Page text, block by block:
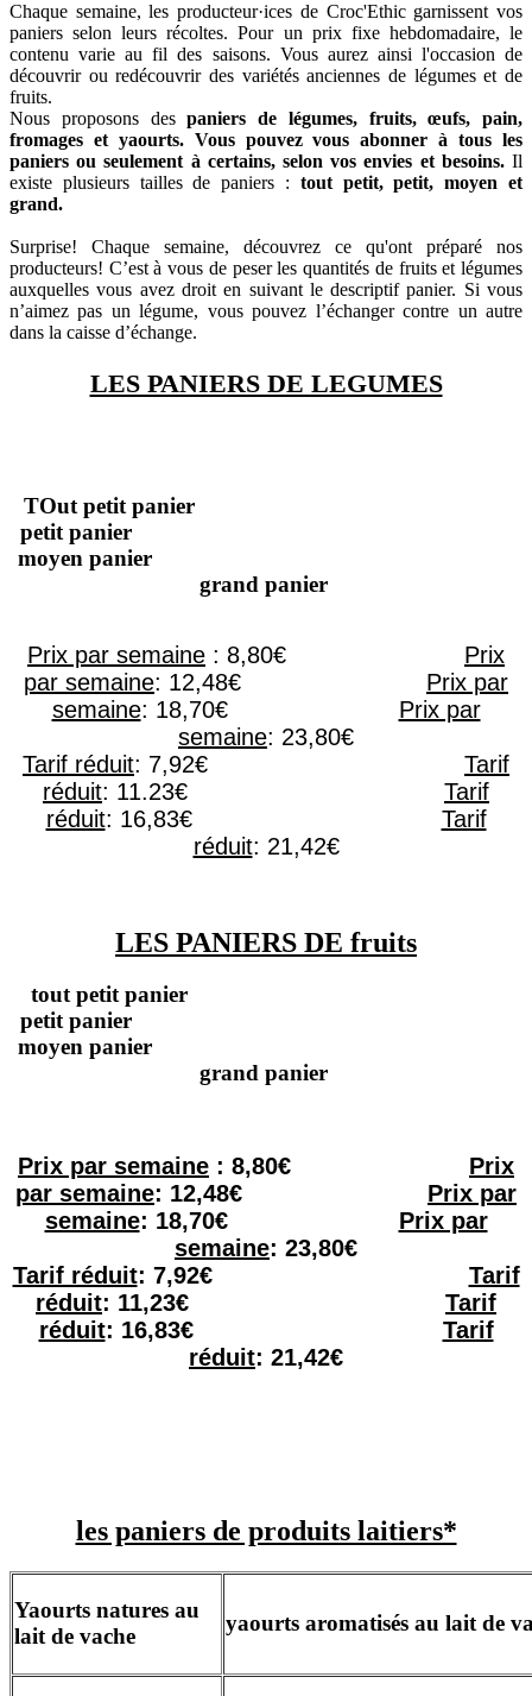
Chaque semaine, les producteur·ices de Croc'Ethic garnissent vos
paniers selon leurs récoltes. Pour un prix fixe hebdomadaire, le
contenu varie au fil des saisons. Vous aurez ainsi l'occasion de
découvrir ou redécouvrir des variétés anciennes de légumes et de
fruits.
Nous proposons despaniers de légumes, fruits, œufs, pain,
fromages et yaourts. Vous pouvez vous abonner à tous les
paniers ou seulement à certains, selon vos envies et besoins.Il
existe plusieurs tailles de paniers : tout petit, petit, moyen et
grand.
Surprise! Chaque semaine, découvrez ce qu'ont préparé nos
producteurs! C’est à vous de peser les quantités de fruits et légumes
auxquelles vous avez droit en suivant le descriptif panier. Si vous
n’aimez pas un légume, vous pouvez l’échanger contre un autre
dans la caisse d’échange.
LES PANIERS DE LEGUMES
TOut petit panier
petit panier
moyen panier
grand panier
Prix par semaine : 8,80€ Prix
par semaine: 12,48€ Prix par
semaine: 18,70€ Prix par
semaine: 23,80€
Tarif réduit: 7,92€ Tarif
réduit: 11.23€ Tarif
réduit: 16,83€ Tarif
réduit: 21,42€
LES PANIERS DE fruits
tout petit panier
petit panier
moyen panier
grand panier
Prix par semaine : 8,80€ Prix
par semaine: 12,48€ Prix par
semaine: 18,70€ Prix par
semaine: 23,80€
Tarif réduit: 7,92€ Tarif
réduit: 11,23€ Tarif
réduit: 16,83€ Tarif
réduit: 21,42€
les paniers de produits laitiers*
Yaourts natures au
lait de vache
yaourts aromatisés au lait de